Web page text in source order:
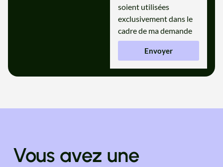
soient utilisées
exclusivement dans le
cadre de ma demande
Envoyer
Vous avez une